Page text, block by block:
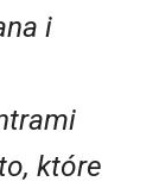
i
które